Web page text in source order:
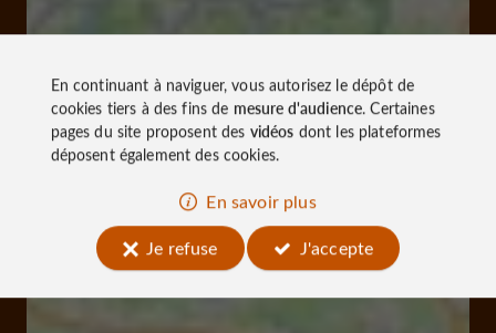
En continuant à naviguer, vous autorisez le dépôt de
cookies tiers à des fins de mesure d'audience. Certaines
pages du site proposent des vidéos dont les plateformes
déposent également des cookies.
En savoir plus
Je refuse
J'accepte